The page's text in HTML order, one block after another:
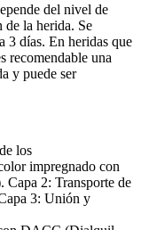
del nivel de
de la herida. Se
3 días. En heridas que
recomendable una
y puede ser
los
impregnado con
2: Transporte de
3: Unión y